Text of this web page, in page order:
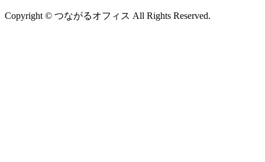
Copyright © つながるオフィス All Rights Reserved.